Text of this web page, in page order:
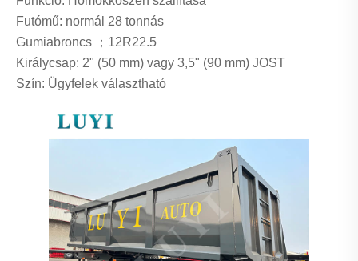
Futómű: normál 28 tonnás
Gumiabroncs ；12R22.5
Királycsap: 2" (50 mm) vagy 3,5" (90 mm) JOST
Szín: Ügyfelek választható